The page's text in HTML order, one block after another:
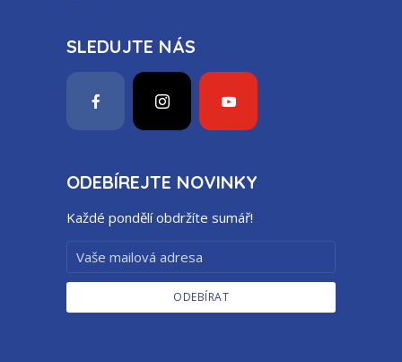
SLEDUJTE NÁS
ODEBÍREJTE NOVINKY
Každé pondělí obdržíte sumář!